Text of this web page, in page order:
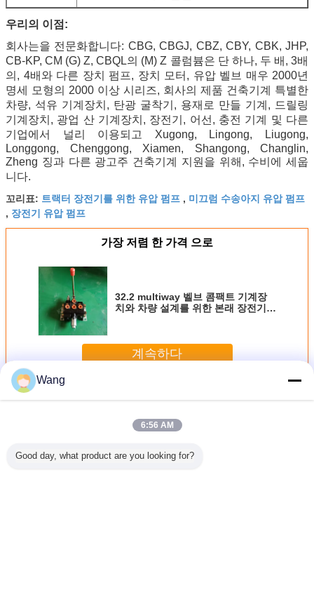
우리의 이점:
회사는을 전문화합니다: CBG, CBGJ, CBZ, CBY, CBK, JHP,
CB-KP, CM (G) Z, CBQL의 (M) Z 콜럼븀은 단 하나, 두 배, 3배
의, 4배와 다른 장치 펌프, 장치 모터, 유압 벨브 매우 2000년
명세 모형의 2000 이상 시리즈, 회사의 제품 건축기계 특별한
차량, 석유 기계장치, 탄광 굴착기, 용재로 만들 기계, 드릴링
기계장치, 광업 산 기계장치, 장전기, 어선, 충전 기계 및 다른
기업에서 널리 이용되고 Xugong, Lingong, Liugong,
Longgong, Chenggong, Xiamen, Shangong, Changlin,
Zheng 징과 다른 광고주 건축기계 지원을 위해, 수비에 세웁
니다.
꼬리표: 트랙터 장전기를 위한 유압 펌프 , 미끄럼 수송아지 유압 펌프
, 장전기 유압 펌프
가장 저렴 한 가격 으로
32.2 multiway 벨브 콤팩트 기계장
치와 차량 설계를 위한 본래 장전기
계속하다
더 많은 것
Wang
6:56 AM
Good day, what product are you looking for?